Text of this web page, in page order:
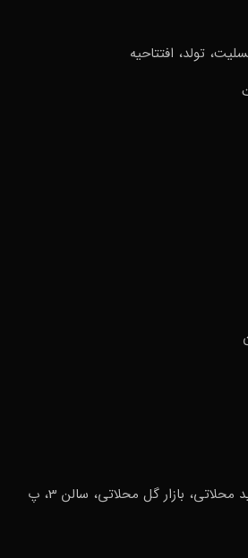
تولد، افتتاحیه
آدرس : تهران، اتوبان شهید محلاتی، بازار گل محلاتی، سالن 3، پ